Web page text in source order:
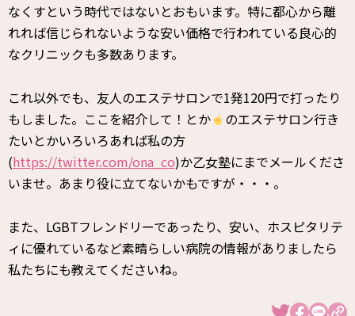
なくすという時代ではないとおもいます。特に都心から離
れれば信じられないような安い価格で行われている良心的
なクリニックも多数あります。
これ以外でも、友人のエステサロンで1発120円で打ったり
もしました。ここを紹介して！とか
のエステサロン行き
たいとかいろいろあれば私の方
(https://twitter.com/ona_co)か乙女塾にまでメールくださ
いませ。あまり役に立てないかもですが・・・。
また、LGBTフレンドリーであったり、安い、ホスピタリテ
ィに優れているなど素晴らしい病院の情報がありましたら
私たちにも教えてくださいね。